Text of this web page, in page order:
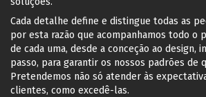
Cada detalhe define e distingue todas as
por esta razão que acompanhamos todo o
de cada uma, desde a conceção ao design,
passo, para garantir os nossos padrões de
Pretendemos não só atender às
clientes, como excedê-las.